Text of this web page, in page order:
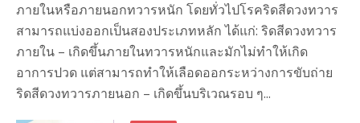
ภายในหรือภายนอกทวารหนัก โดยทั่วไปโรคริดสีดวงทวาร
สามารถแบ่งออกเป็นสองประเภทหลัก ได้แก่: ริดสีดวงทวาร
ภายใน – เกิดขึ้นภายในทวารหนักและมักไม่ทำให้เกิด
อาการปวด แต่สามารถทำให้เลือดออกระหว่างการขับถ่าย
ริดสีดวงทวารภายนอก – เกิดขึ้นบริเวณรอบ ๆ...